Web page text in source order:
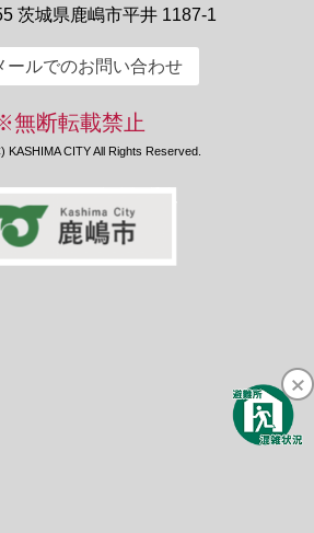
茨城県鹿嶋市平井 1187-1
ールでのお問い合わせ
無断転載禁止
KASHIMA CITY All Rights Reserved.